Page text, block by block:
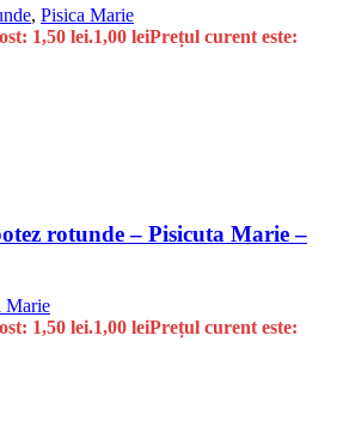
, Pisica Marie
1,50 lei.1,00 leiPrețul curent este:
rotunde – Pisicuta Marie –
Marie
1,50 lei.1,00 leiPrețul curent este: